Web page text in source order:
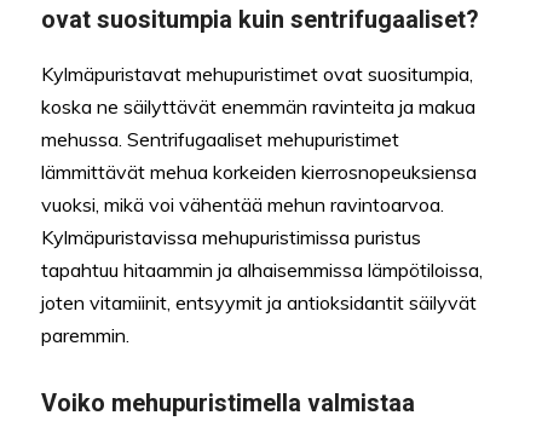
ovat suositumpia kuin sentrifugaaliset?
Kylmäpuristavat mehupuristimet ovat suositumpia,
koska ne säilyttävät enemmän ravinteita ja makua
mehussa. Sentrifugaaliset mehupuristimet
lämmittävät mehua korkeiden kierrosnopeuksiensa
vuoksi, mikä voi vähentää mehun ravintoarvoa.
Kylmäpuristavissa mehupuristimissa puristus
tapahtuu hitaammin ja alhaisemmissa lämpötiloissa,
joten vitamiinit, entsyymit ja antioksidantit säilyvät
paremmin.
Voiko mehupuristimella valmistaa